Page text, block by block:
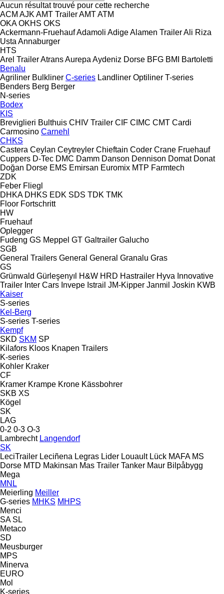
Aucun résultat trouvé pour cette recherche
ACM AJK AMT TrailerAMTATM
OKA OKHS OKS
Ackermann-FruehaufAdamoli AdigeAlamen TrailerAli Riza
Usta Annaburger
HTS
Arel TrailerAtransAurepa Aydeniz Dorse BFG BMI
Bartoletti
Benalu
Agriliner Bulkliner C-series Landliner Optiliner T-series
Benders Berg Berger
N-series
Bodex
KIS
Breviglieri Bulthuis CHIV Trailer CIF CIMC CMT Cardi
Carmosino Carnehl
CHKS
Castera Ceylan Ceytreyler Chieftain Coder Crane Fruehauf
Cuppers D-Tec DMC Damm Danson Dennison Domat Donat
Doğan Dorse EMS Emirsan Euromix MTP Farmtech
ZDK
Feber Fliegl
DHKA DHKS EDK SDS TDK TMK
Floor Fortschritt
HW
Fruehauf
Oplegger
Fudeng GS Meppel GT Galtrailer Galucho
SGB
General Trailers General General Granalu Gras
GS
Grünwald Gürleşenyıl H&W HRD Hastrailer Hyva Innovative
Trailer Inter Cars Invepe Istrail JM-Kipper Janmil Joskin KWB
Kaiser
S-series
Kel-Berg
S-series T-series
Kempf
SKD SKM SP
Kilafors Kloos Knapen Trailers
K-series
Kohler Kraker
CF
Kramer Krampe Krone Kässbohrer
SKB XS
Kögel
SK
LAG
0-2 0-3 O-3
Lambrecht Langendorf
SK
LeciTrailer Leciñena Legras Lider Louault Lück MAFA MS
Dorse MTD Makinsan Mas Trailer Tanker Maur Bilpåbygg
Mega
MNL
Meierling Meiller
G-series MHKS MHPS
Menci
SA SL
Metaco
SD
Meusburger
MPS
Minerva
EURO
Mol
K-series